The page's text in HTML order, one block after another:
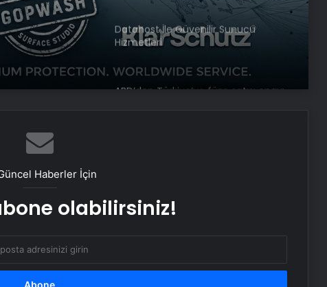
Datahost İle Güvenilir Sunucu
Hizmetleri
ABD’den Türkiye’ye füze satışı onayı
İstanbul’da kritik toplantı… Nükleer
görüşmelerde ev sahibi olacak
Haberler İçin
olabilirsiniz!